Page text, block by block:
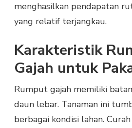
menghasilkan pendapatan
yang relatif terjangkau.
Karakteristik
Gajah untuk
Rumput gajah memiliki
daun lebar. Tanaman ini
berbagai kondisi lahan.